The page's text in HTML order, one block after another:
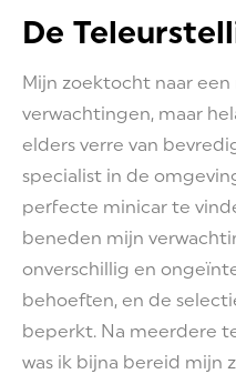
De
Mijn zoektocht naar
verwachtingen, maar
elders verre van
specialist in de
perfecte minicar te
beneden mijn
onverschillig en
behoeften, en de
beperkt. Na meerdere
was ik bijna bereid mijn